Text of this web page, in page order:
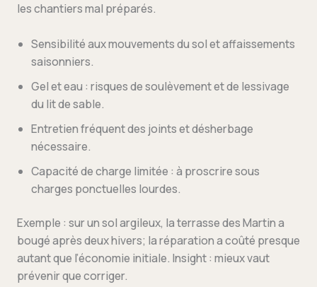
les chantiers mal préparés.
Sensibilité aux mouvements du sol et affaissements
saisonniers.
Gel et eau : risques de soulèvement et de lessivage
du lit de sable.
Entretien fréquent des joints et désherbage
nécessaire.
Capacité de charge limitée : à proscrire sous
charges ponctuelles lourdes.
Exemple : sur un sol argileux, la terrasse des Martin a
bougé après deux hivers; la réparation a coûté presque
autant que l’économie initiale. Insight : mieux vaut
prévenir que corriger.